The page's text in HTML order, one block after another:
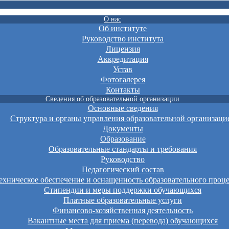
О нас
Об институте
Руководство института
Лицензия
Аккредитация
Устав
Фотогалерея
Контакты
Сведения об образовательной организации
Основные сведения
Структура и органы управления образовательной
Документы
Образование
Образовательные стандарты и требования
Руководство
Педагогический состав
обеспечение и оснащенность образовательного
Стипендии и меры поддержки обучающихся
Платные образовательные услуги
Финансово-хозяйственная деятельность
Вакантные места для приема (перевода) обучающихся